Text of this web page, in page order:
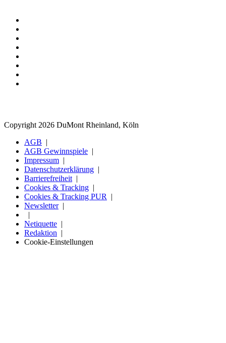
Copyright 2026 DuMont Rheinland, Köln
AGB
AGB Gewinnspiele
Impressum
Datenschutzerklärung
Barrierefreiheit
Cookies & Tracking
Cookies & Tracking PUR
Newsletter
Netiquette
Redaktion
Cookie-Einstellungen